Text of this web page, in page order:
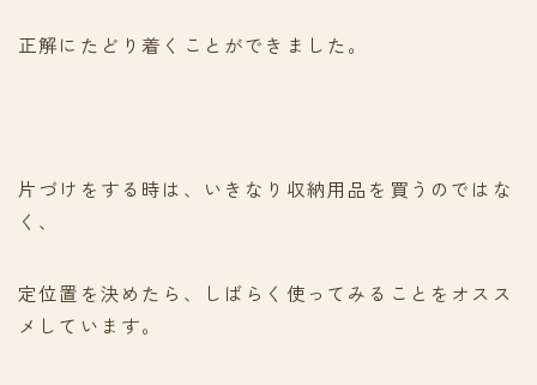
正解にたどり着くことができました。
片づけをする時は、いきなり収納用品を買うのではな
く、
定位置を決めたら、しばらく使ってみることをオスス
メしています。